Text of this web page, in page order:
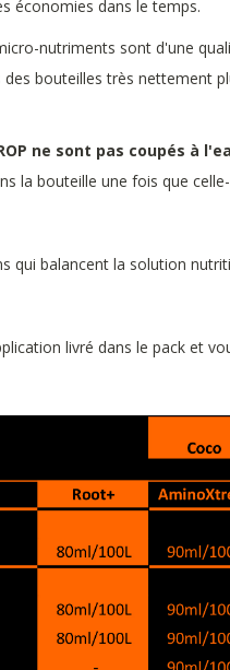
économies dans le temps.
nutriments sont d'une
bouteilles très nettement
ne sont pas coupés à
la bouteille une fois que
qui balancent la solution
livré dans le pack et